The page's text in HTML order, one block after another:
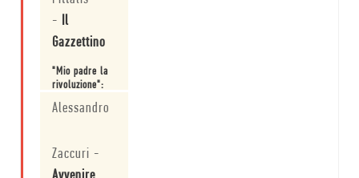
storiografia»:
intervista di a
Orecchio.
- Il
Gazzettino
"Mio padre la
rivoluzione":
raccontata
Alessandro
Zaccuri -